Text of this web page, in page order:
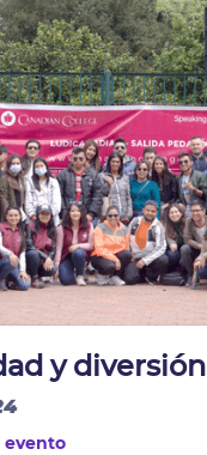
y diversión
evento